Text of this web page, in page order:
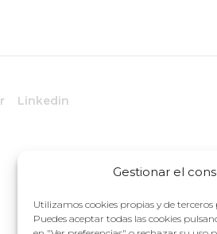
Gestionar el
Utilizamos cookies propias y de
Puedes aceptar todas las cookies
Linkedin